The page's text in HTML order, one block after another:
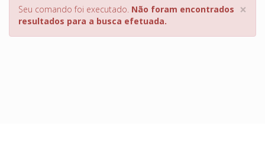
×
Seu comando foi executado. Não foram encontrados
resultados para a busca efetuada.